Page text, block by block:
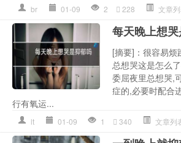
br 01-09 2 228 文章
每天晚上想
[摘要]：很容易烦
总想哭这是怎么
委屈夜里总想哭,
症的,必要时配合
行有氧运...
lt 01-09 1 340 文章列